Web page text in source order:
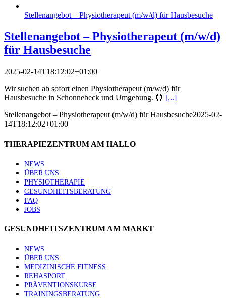
Stellenangebot – Physiotherapeut (m/w/d) für Hausbesuche
Stellenangebot – Physiotherapeut (m/w/d)
für Hausbesuche
2025-02-14T18:12:02+01:00
Wir suchen ab sofort einen Physiotherapeut (m/w/d) für
Hausbesuche in Schonnebeck und Umgebung. ⏰ [...]
Stellenangebot – Physiotherapeut (m/w/d) für Hausbesuche2025-02-
14T18:12:02+01:00
THERAPIEZENTRUM AM HALLO
NEWS
ÜBER UNS
PHYSIOTHERAPIE
GESUNDHEITSBERATUNG
FAQ
JOBS
GESUNDHEITSZENTRUM AM MARKT
NEWS
ÜBER UNS
MEDIZINISCHE FITNESS
REHASPORT
PRÄVENTIONSKURSE
TRAININGSBERATUNG